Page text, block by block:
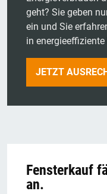
geht? Sie geben
ein und Sie
in
JETZT
Fensterkauf
an.